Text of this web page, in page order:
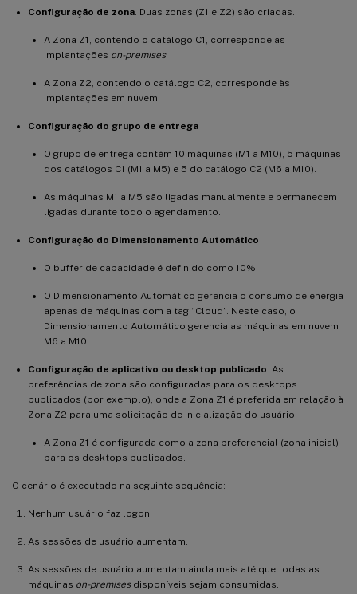
Configuração de zona . Duas zonas (Z1 e Z2) são criadas.
A Zona Z1, contendo o catálogo C1, corresponde às
implantações on-premises.
A Zona Z2, contendo o catálogo C2, corresponde às
implantações em nuvem.
Configuração do grupo de entrega
O grupo de entrega contém 10 máquinas (M1 a M10), 5 máquinas
dos catálogos C1 (M1 a M5) e 5 do catálogo C2 (M6 a M10).
As máquinas M1 a M5 são ligadas manualmente e permanecem
ligadas durante todo o agendamento.
Configuração do Dimensionamento Automático
O buffer de capacidade é definido como 10%.
O Dimensionamento Automático gerencia o consumo de energia
apenas de máquinas com a tag “Cloud”. Neste caso, o
Dimensionamento Automático gerencia as máquinas em nuvem
M6 a M10.
Configuração de aplicativo ou desktop publicado . As
preferências de zona são configuradas para os desktops
publicados (por exemplo), onde a Zona Z1 é preferida em relação à
Zona Z2 para uma solicitação de inicialização do usuário.
A Zona Z1 é configurada como a zona preferencial (zona inicial)
para os desktops publicados.
O cenário é executado na seguinte sequência:
Nenhum usuário faz logon.
As sessões de usuário aumentam.
As sessões de usuário aumentam ainda mais até que todas as
máquinas on-premisesdisponíveis sejam consumidas.